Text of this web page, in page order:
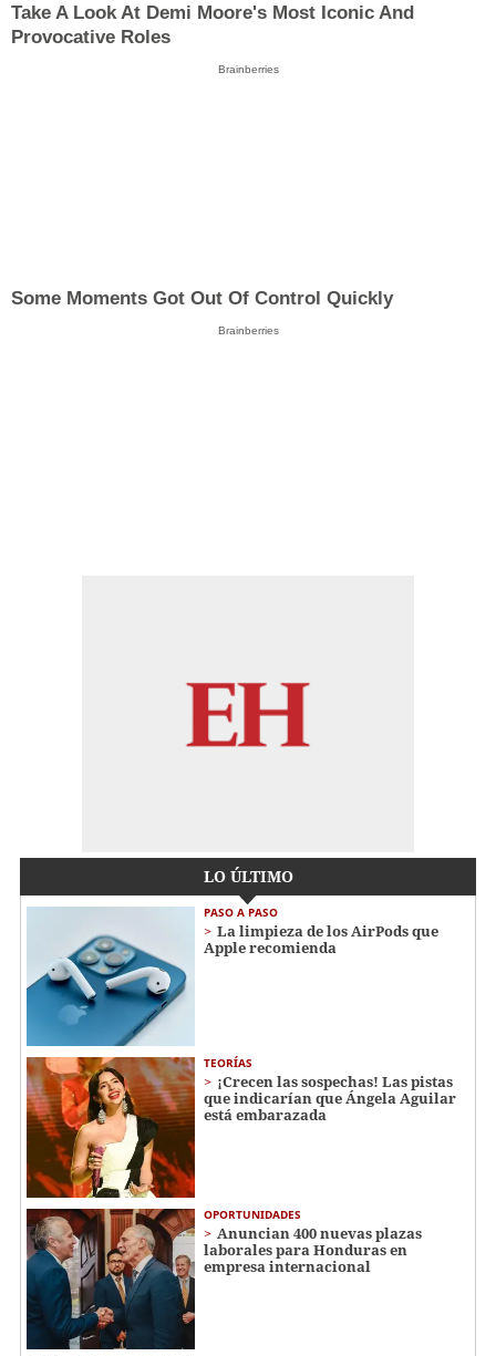
Take A Look At Demi Moore's Most Iconic And
Provocative Roles
Brainberries
Some Moments Got Out Of Control Quickly
Brainberries
LO ÚLTIMO
PASO A PASO
La limpieza de los AirPods que
Apple recomienda
TEORÍAS
¡Crecen las sospechas! Las pistas
que indicarían que Ángela Aguilar
está embarazada
OPORTUNIDADES
Anuncian 400 nuevas plazas
laborales para Honduras en
empresa internacional